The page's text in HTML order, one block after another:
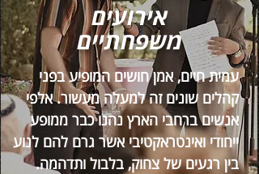
אירועים
משפחתיים
עמית חיים, אמן חושים המופיע בפני
קהלים שונים זה למעלה מעשור. אלפי
אנשים ברחבי הארץ נהנו כבר ממופע
ייחודי ואינטראקטיבי אשר גרם להם לנוע
בין רגעים של צחוק, בלבול ותדהמה.